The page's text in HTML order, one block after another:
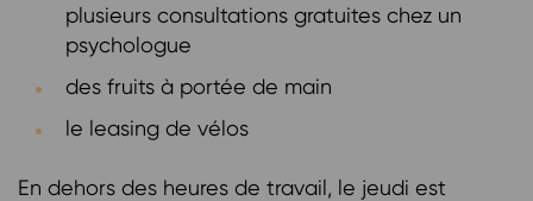
plusieurs consultations gratuites chez un
psychologue
des fruits à portée de main
le leasing de vélos
En dehors des heures de travail, le jeudi est